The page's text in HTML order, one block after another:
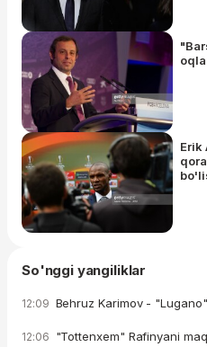
Erik
So'nggi yangiliklar
12:09 Behruz Karimov -
12:06 "Tottenxem" Rafinyani